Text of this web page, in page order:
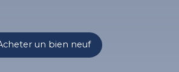
un bien neuf